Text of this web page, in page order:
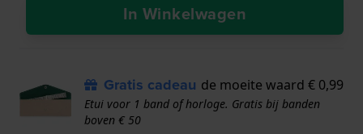
In Winkelwagen
Gratis cadeau de moeite waard € 0,99
Etui voor 1 band of horloge. Gratis bij banden
boven € 50